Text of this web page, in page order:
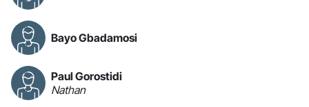
Bayo Gbadamosi
Paul Gorostidi
Nathan